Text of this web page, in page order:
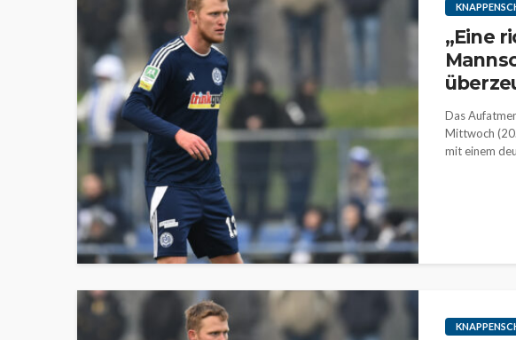
„Eine
Das
Mittwoch
mit einem